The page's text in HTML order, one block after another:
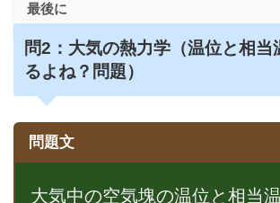
最後に
問2： 大気の熱力学（温位と相当
るよね？問題）
問題文
大気中の空気塊の温位と相当